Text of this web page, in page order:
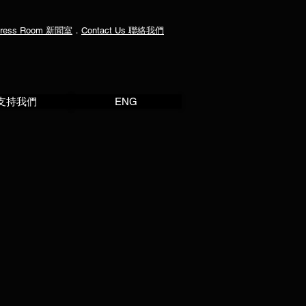
Room 新聞室 ． Contact Us 聯絡我們
持我們 ENG